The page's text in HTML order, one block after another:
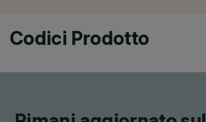
Codici Prodotto